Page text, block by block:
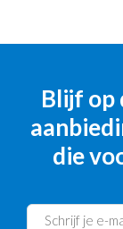
Blijf op
die